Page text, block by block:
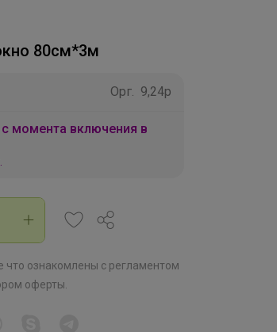
80см*3м
Орг. 9,24р
момента включения в
что ознакомлены с регламентом
оферты